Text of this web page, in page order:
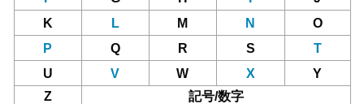
K
L M N
O
P
Q R S
T
U
V W X
Y
Z
記号/数字